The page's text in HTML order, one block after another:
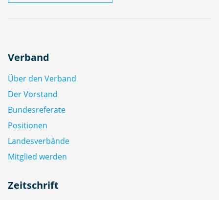
Verband
Über den Verband
Der Vorstand
Bundesreferate
Positionen
Landesverbände
Mitglied werden
Zeitschrift